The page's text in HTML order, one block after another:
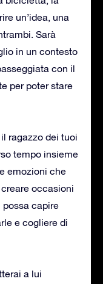
un’idea, una
Sarà
in un contesto
con il
per poter stare
ragazzo dei tuoi
tempo insieme
emozioni che
occasioni
capire
e cogliere di
a lui